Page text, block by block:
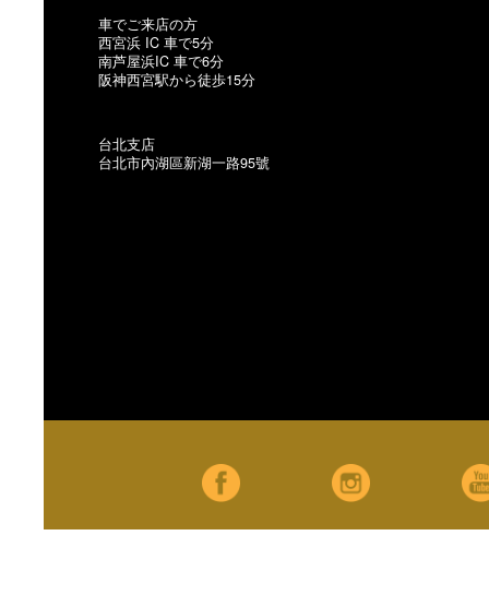
車でご来店の方
西宮浜 IC 車で5分
南芦屋浜IC 車で6分
阪神西宮駅から徒歩15分
台北支店
台北市內湖區新湖一路95號